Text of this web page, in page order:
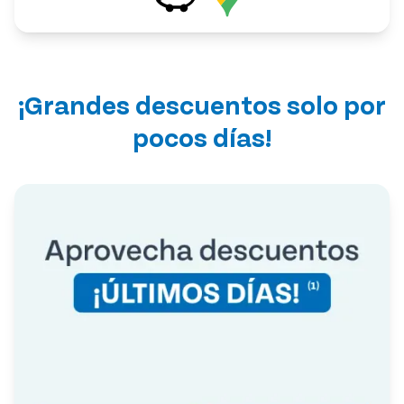
¡Grandes descuentos solo por
pocos días!